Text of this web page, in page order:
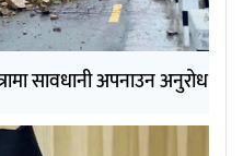
सावधानी अपनाउन अनुरोध